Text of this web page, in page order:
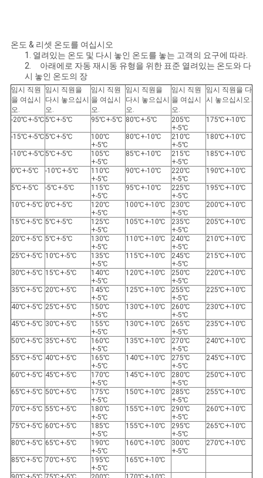
온도 & 리셋 온도를 여십시오
1. 열려있는 온도 및 다시 놓인 온도를 놓는 고객의 요구에 따라.
2. 아래에로 자동 재시동 유형을 위한 표준 열려있는 온도와 다
시 놓인 온도의 장
임시 직원
을 여십시
오.
임시 직원을
다시 놓으십시
오.
임시 직원
을 여십시
오.
임시 직원을
다시 놓으십시
오.
임시 직원
을 여십시
오.
임시 직원을 다
시 놓으십시오.
-20℃+-5℃5℃+-5℃ 95℃+-5℃ 80℃+-5℃
205℃
+-5℃
175℃+-10℃
-15℃+-5℃5℃+-5℃
100℃
+-5℃
80℃+-10℃
210℃
+-5℃
180℃+-10℃
-10℃+-5℃5℃+-5℃
105℃
+-5℃
85℃+-10℃
215℃
+-5℃
185℃+-10℃
0℃+-5℃ -10℃+-5℃
110℃
+-5℃
90℃+-10℃
220℃
+-5℃
190℃+-10℃
5℃+-5℃ -5℃+-5℃
115℃
+-5℃
95℃+-10℃
225℃
+-5℃
195℃+-10℃
10℃+-5℃ 0℃+-5℃
120℃
+-5℃
100℃+-10℃
230℃
+-5℃
200℃+-10℃
15℃+-5℃ 5℃+-5℃
125℃
+-5℃
105℃+-10℃
235℃
+-5℃
205℃+-10℃
20℃+-5℃ 5℃+-5℃
130℃
+-5℃
110℃+-10℃
240℃
+-5℃
210℃+-10℃
25℃+-5℃ 10℃+-5℃
135℃
+-5℃
115℃+-10℃
245℃
+-5℃
215℃+-10℃
30℃+-5℃ 15℃+-5℃
140℃
+-5℃
120℃+-10℃
250℃
+-5℃
220℃+-10℃
35℃+-5℃ 20℃+-5℃
145℃
+-5℃
125℃+-10℃
255℃
+-5℃
225℃+-10℃
40℃+-5℃ 25℃+-5℃
150℃
+-5℃
130℃+-10℃
260℃
+-5℃
230℃+-10℃
45℃+-5℃ 30℃+-5℃
155℃
+-5℃
130℃+-10℃
265℃
+-5℃
235℃+-10℃
50℃+-5℃ 35℃+-5℃
160℃
+-5℃
135℃+-10℃
270℃
+-5℃
240℃+-10℃
55℃+-5℃ 40℃+-5℃
165℃
+-5℃
140℃+-10℃
275℃
+-5℃
245℃+-10℃
60℃+-5℃ 45℃+-5℃
170℃
+-5℃
145℃+-10℃
280℃
+-5℃
250℃+-10℃
65℃+-5℃ 50℃+-5℃
175℃
+-5℃
150℃+-10℃
285℃
+-5℃
255℃+-10℃
70℃+-5℃ 55℃+-5℃
180℃
+-5℃
155℃+-10℃
290℃
+-5℃
260℃+-10℃
75℃+-5℃ 60℃+-5℃
185℃
+-5℃
155℃+-10℃
295℃
+-5℃
265℃+-10℃
80℃+-5℃ 65℃+-5℃
190℃
+-5℃
160℃+-10℃
300℃
+-5℃
270℃+-10℃
85℃+-5℃ 70℃+-5℃
195℃
+-5℃
165℃+-10℃